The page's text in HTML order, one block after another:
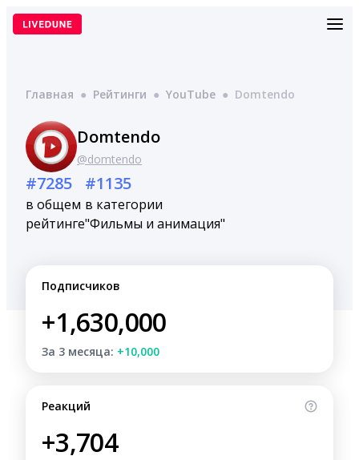
Перейти
Главная ● Рейтинги ● YouTube ● Domtendo
Domtendo
@domtendo
#7285
в общем
рейтинге
#1135
в категории
"Фильмы и анимация"
Подписчиков
+1,630,000
За 3 месяца: +10,000
Реакций
+3,704